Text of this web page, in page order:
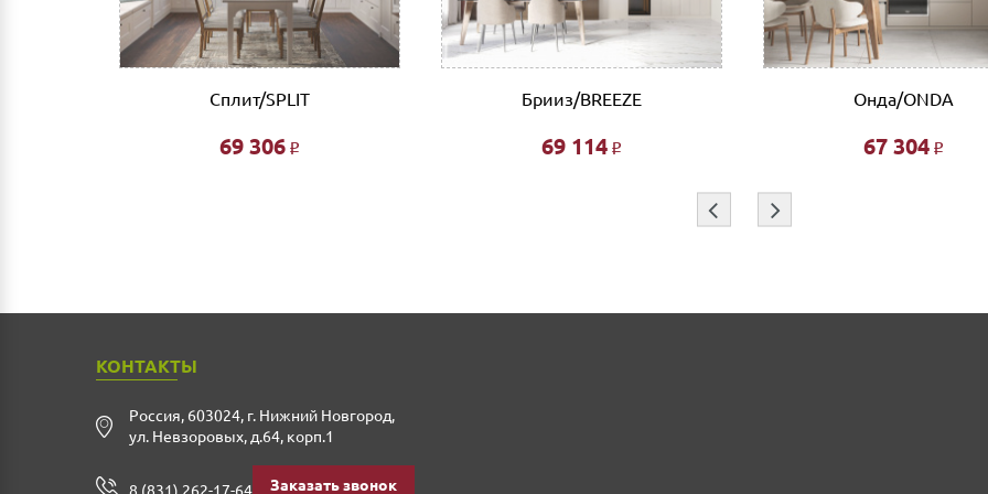
⇦
Сплит/SPLIT
69 306 Р
Брииз/BREEZE
69 114 Р
Онда/ONDA
67 304 Р
⇨
КОНТАКТЫ
Россия, 603024, г. Нижний Новгород,
ул. Невзоровых, д.64, корп.1
Заказать звонок